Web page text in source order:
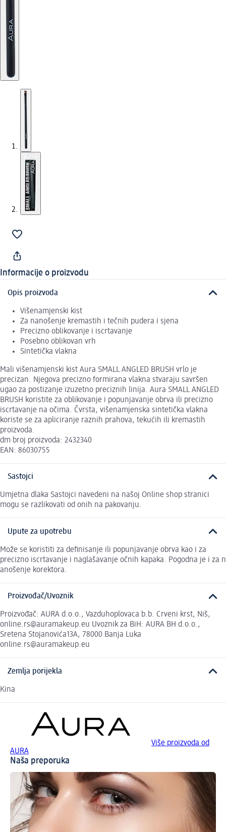
Informacije o proizvodu
Opis proizvoda
Višenamjenski kist
Za nanošenje kremastih i tečnih pudera i sjena
Precizno oblikovanje i iscrtavanje
Posebno oblikovan vrh
Sintetička vlakna
Mali višenamjenski kist Aura SMALL ANGLED BRUSH vrlo je
precizan. Njegova precizno formirana vlakna stvaraju savršen
ugao za postizanje izuzetno preciznih linija. Aura SMALL ANGLED
BRUSH koristite za oblikovanje i popunjavanje obrva ili precizno
iscrtavanje na očima. Čvrsta, višenamjenska sintetička vlakna
koriste se za apliciranje raznih prahova, tekućih ili kremastih
proizvoda.
dm broj proizvoda: 2432340
EAN: 86030755
Sastojci
Umjetna dlaka Sastojci navedeni na našoj Online shop stranici
mogu se razlikovati od onih na pakovanju.
Upute za upotrebu
Može se koristiti za definisanje ili popunjavanje obrva kao i za
precizno iscrtavanje i naglašavanje očnih kapaka. Pogodna je i za n
anošenje korektora.
Proizvođač/Uvoznik
Proizvođač: AURA d.o.o., Vazduhoplovaca b.b. Crveni krst, Niš,
online.rs@auramakeup.eu Uvoznik za BiH: AURA BH d.o.o.,
Sretena Stojanovića13A, 78000 Banja Luka
online.rs@auramakeup.eu
Zemlja porijekla
Kina
Više proizvoda od
AURA
Naša preporuka